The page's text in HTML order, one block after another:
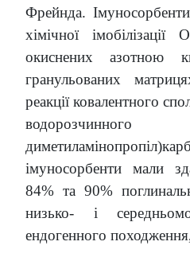
Фрейнда.
хімічної
окиснених азотною
гранульованих
реакції ковалентного
імуносорбенти мали
84% та 90%
низько- і
ендогенного